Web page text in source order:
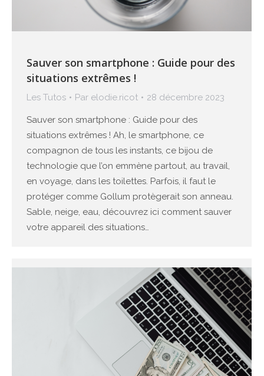
Sauver son smartphone : Guide pour des
situations extrêmes !
Les Tutos Par elodie.ricot 28 décembre 2023
Sauver son smartphone : Guide pour des
situations extrêmes ! Ah, le smartphone, ce
compagnon de tous les instants, ce bijou de
technologie que l’on emmène partout, au travail,
en voyage, dans les toilettes. Parfois, il faut le
protéger comme Gollum protègerait son anneau.
Sable, neige, eau, découvrez ici comment sauver
votre appareil des situations…